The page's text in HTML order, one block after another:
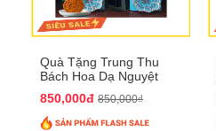
Quà Tặng Trung Thu
Bách Hoa Dạ Nguyệt
850,000đ 850,000₫